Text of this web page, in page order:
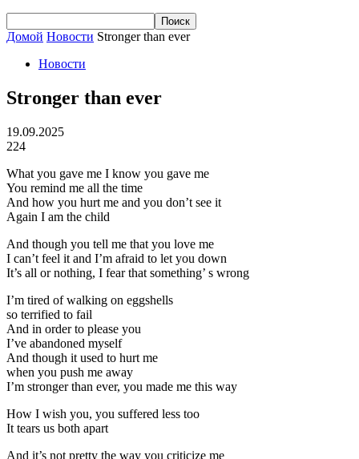
Домой Новости Stronger than ever
Новости
Stronger than ever
19.09.2025
224
What you gave me I know you gave me
You remind me all the time
And how you hurt me and you don’t see it
Again I am the child
And though you tell me that you love me
I can’t feel it and I’m afraid to let you down
It’s all or nothing, I fear that something’ s wrong
I’m tired of walking on eggshells
so terrified to fail
And in order to please you
I’ve abandoned myself
And though it used to hurt me
when you push me away
I’m stronger than ever, you made me this way
How I wish you, you suffered less too
It tears us both apart
And it’s not pretty the way you criticize me